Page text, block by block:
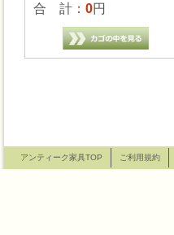
合 計： 0円
アンティーク家具TOP ご利用規約